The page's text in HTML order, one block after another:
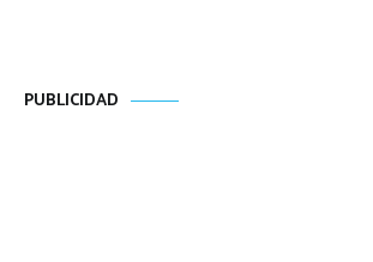
PUBLICIDAD